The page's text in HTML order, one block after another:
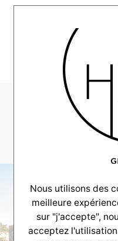
Nous utilisons des
meilleure
sur "j'accepte",
acceptez l'utilisation